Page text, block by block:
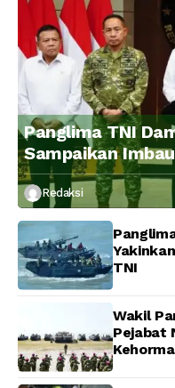
Panglima TNI
Sampaikan
Bangsa
Redaksi
TNI
Wakil
Pejabat